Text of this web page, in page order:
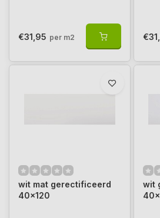
€31,95 per m2
wit mat gerectificeerd
40x120
wit